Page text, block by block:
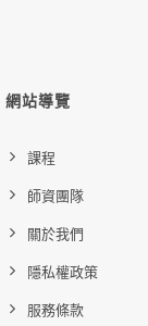
網站導覽
課程
師資團隊
關於我們
隱私權政策
服務條款